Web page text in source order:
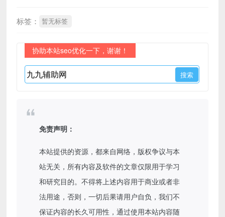
标签： 暂无标签
协助本站seo优化一下，谢谢！
免责声明：
本站提供的资源，都来自网络，版权争议与本
站无关，所有内容及软件的文章仅限用于学习
和研究目的。不得将上述内容用于商业或者非
法用途，否则，一切后果请用户自负，我们不
保证内容的长久可用性，通过使用本站内容随